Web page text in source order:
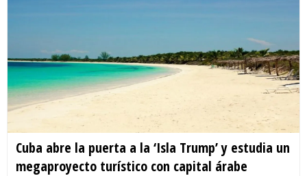
Cuba abre la puerta a la ‘Isla Trump’ y estudia un
megaproyecto turístico con capital árabe